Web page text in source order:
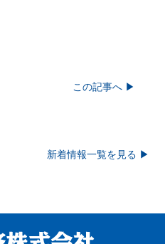
この記事へ ▶
新着情報一覧を見る ▶